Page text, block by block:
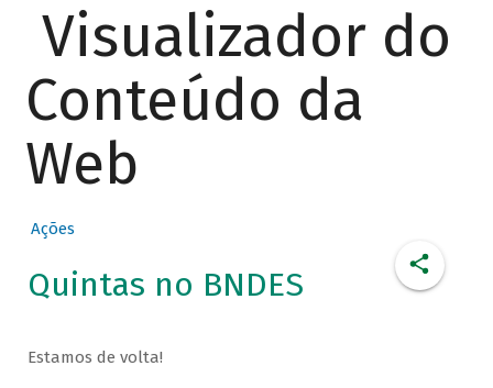
Visualizador do
Conteúdo da
Web
Ações
Quintas no BNDES
Estamos de volta!